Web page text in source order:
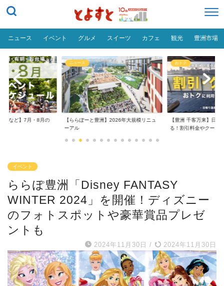
ニュース イベント グルメ スイーツ カフェ 観光 豊洲市場
場など】7月・8月の
ニュース
【ららぽーと豊洲】2026年大規模リニュ
ーアル
おトク
【豊洲 千客万来】日帰
る！割引料金やクーポ...
イベント
ららぽ豊洲「Disney FANTASY
WINTER 2024」を開催！ディズニー
のフォトスポットや豪華賞品プレゼ
ントも
2024年11月30日 / 2024年11月30日